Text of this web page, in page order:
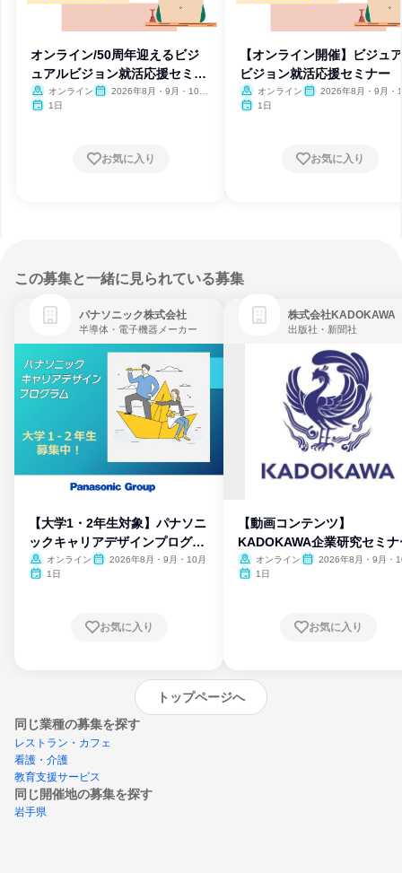
オンライン/50周年迎えるビジ
ュアルビジョン就活応援セミナ
ー
オンライン
2026年8月・9月・10
1日
お気に入り
【オンライン開催】ビジュ
ビジョン就活応援セミナー
オンライン
2026年8月・9月・
1日
お気に入り
この募集と一緒に見られている募集
パナソニック株式会社
半導体・電子機器メーカー
【大学1・2年生対象】パナソニ
ックキャリアデザインプログラ
ム
オンライン
2026年8月・9月・10月
1日
お気に入り
株式会社KADOKAWA
出版社・新聞社
【動画コンテンツ】
KADOKAWA企業研究セミナ
オンライン
2026年8月・9月・
1日
お気に入り
トップページへ
同じ業種の募集を探す
レストラン・カフェ
看護・介護
教育支援サービス
同じ開催地の募集を探す
岩手県